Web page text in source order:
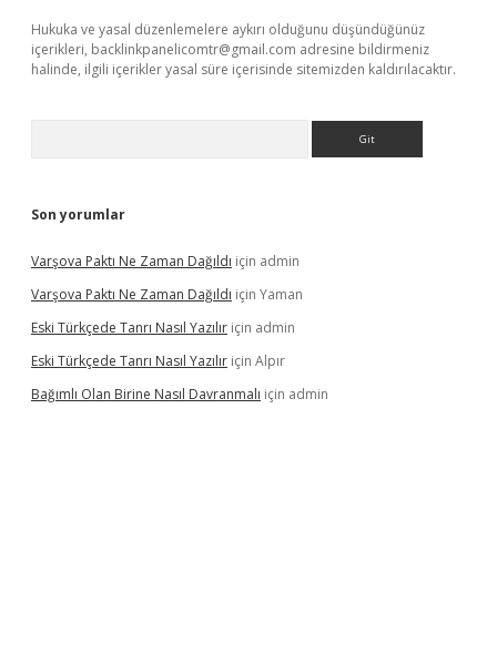
Hukuka ve yasal düzenlemelere aykırı olduğunu düşündüğünüz
içerikleri, backlinkpanelicomtr@gmail.com adresine bildirmeniz
halinde, ilgili içerikler yasal süre içerisinde sitemizden kaldırılacaktır.
Son yorumlar
Varşova Paktı Ne Zaman Dağıldı için admin
Varşova Paktı Ne Zaman Dağıldı için Yaman
Eski Türkçede Tanrı Nasıl Yazılır için admin
Eski Türkçede Tanrı Nasıl Yazılır için Alpır
Bağımlı Olan Birine Nasıl Davranmalı için admin